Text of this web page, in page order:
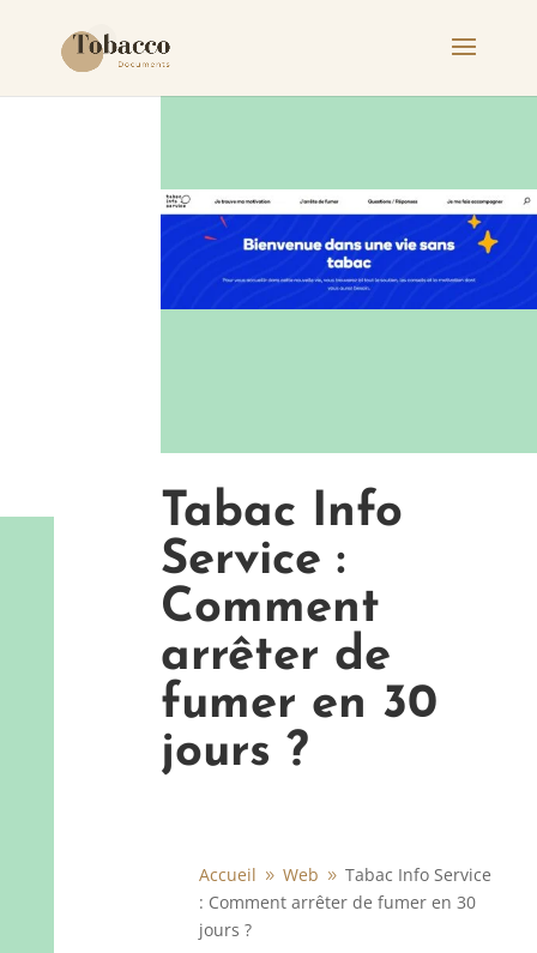
Tabac Info
Service :
Comment
arrêter de
fumer en 30
jours ?
Accueil 9 Web 9 Tabac Info Service
: Comment arrêter de fumer en 30
jours ?